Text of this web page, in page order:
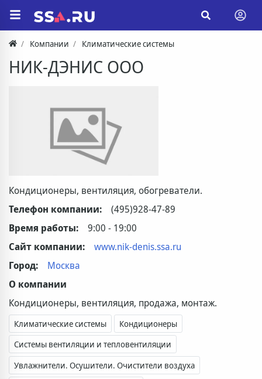
Компании Климатические системы
НИК-ДЭНИС ООО
Кондиционеры, вентиляция, обогреватели.
Телефон компании:
(495)928-47-89
Время работы:
9:00 - 19:00
Сайт компании:
www.nik-denis.ssa.ru
Город:
Москва
О компании
Кондиционеры, вентиляция, продажа, монтаж.
Климатические системы
Кондиционеры
Системы вентиляции и тепловентиляции
Увлажнители. Осушители. Очистители воздуха